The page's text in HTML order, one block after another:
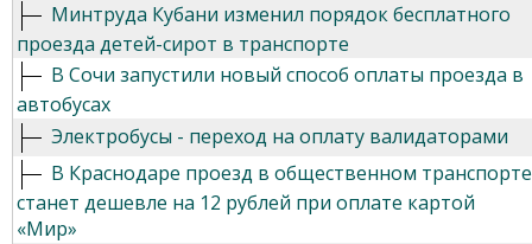
Минтруда Кубани изменил порядок бесплатного
проезда детей-сирот в транспорте
В Сочи запустили новый способ оплаты проезда в
автобусах
Электробусы - переход на оплату валидаторами
В Краснодаре проезд в общественном транспорте
станет дешевле на 12 рублей при оплате картой
«Мир»